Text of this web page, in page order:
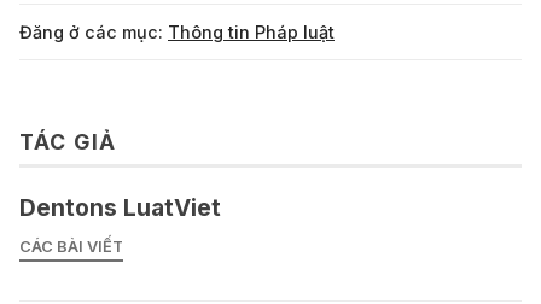
Đăng ở các mục: Thông tin Pháp luật
TÁC GIẢ
Dentons LuatViet
CÁC BÀI VIẾT